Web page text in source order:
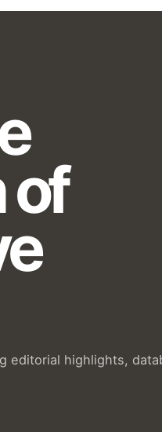
of
editorial highlights,